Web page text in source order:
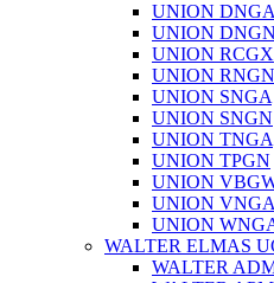
UNION DNGA
UNION DNGN
UNION RCGX
UNION RNGN
UNION SNGA
UNION SNGN
UNION TNGA
UNION TPGN
UNION
UNION VNGA
UNION
WALTER ELMAS
WALTER